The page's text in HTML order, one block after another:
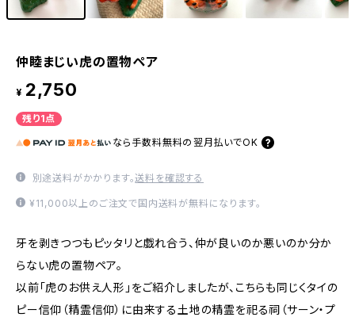
仲睦まじい虎の置物ペア
¥ 2,750
残り1点
なら 手数料無料の 翌月払いでOK
別途送料がかかります。送料を確認する
¥11,000以上のご注文で国内送料が無料になります。
牙を剥きつつもピッタリと戯れ合う、仲が良いのか悪いのか分か
らない虎の置物ペア。
以前「虎のお供え人形」をご紹介しましたが、こちらも同じくタイの
ピー信仰（精霊信仰）に由来する土地の精霊を祀る祠（サーン・プ